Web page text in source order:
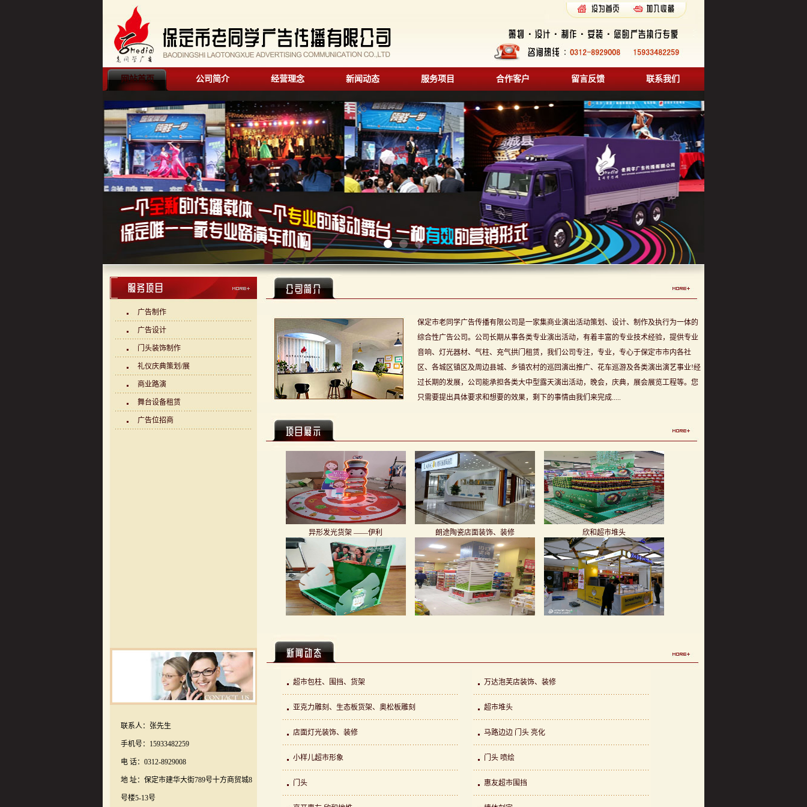
网站首页 公司简介 经营理念 新闻动态 服务项目 合作客户 留言反馈 联系我们
广告制作
广告设计
门头装饰制作
礼仪庆典策划/展
商业路演
舞台设备租赁
广告位招商
联系人：张先生
手机号：15933482259
电 话：0312-8929008
地 址：保定市建华大街789号十方商贸城8
号楼5-13号
保定市老同学广告传播有限公司是一家集商业演出活动策划、设计、制作及执行为一体的
综合性广告公司。公司长期从事各类专业演出活动，有着丰富的专业技术经验，提供专业
音响、灯光器材、气柱、充气拱门租赁，我们公司专注，专业，专心于保定市市内各社
区、各城区镇区及周边县城、乡镇农村的巡回演出推广、花车巡游及各类演出演艺事业!经
过长期的发展，公司能承担各类大中型露天演出活动，晚会，庆典，展会展览工程等。您
只需要提出具体要求和想要的效果，剩下的事情由我们来完成.....
异形发光货架 ——伊利 朗途陶瓷店面装饰、装修 欣和超市堆头
银鹭堆头、地贴、吊旗 仿真草坪围挡、铁皮围挡、宣传画面 亚克力发光摆件、生态板置物架、奥松板雕刻
立体雕塑 指南针咨询公司亚克力雕刻字
异形小货架 包柱、货架 万达泡芙店面装修、装修
异形发光货架 ——伊利 朗途陶瓷店面装饰、装修
超市包柱、围挡、货架 万达泡芙店装饰、装修
亚克力雕刻、生态板货架、奥松板雕刻 超市堆头
店面灯光装饰、装修 马路边边 门头 亮化
小样儿超市形象 门头 喷绘
门头 惠友超市围挡